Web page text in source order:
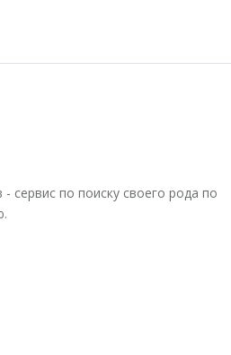
сервис по поиску своего рода по